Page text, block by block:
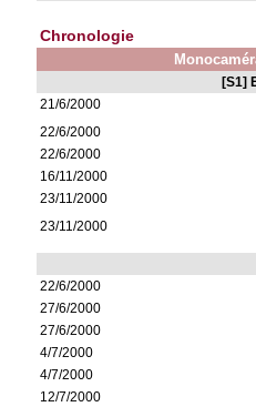
Chronologie
[S1]
21/6/2000
22/6/2000
22/6/2000
16/11/2000
23/11/2000
23/11/2000
22/6/2000
27/6/2000
27/6/2000
4/7/2000
4/7/2000
12/7/2000